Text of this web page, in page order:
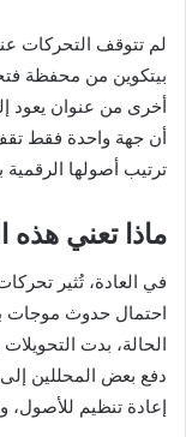
أن جهة واحدة فقط
ترتيب أصولها
ماذا تعني هذه
في العادة، تُثير
احتمال حدوث موجات
الحالة، بدت
دفع بعض المحللين
إعادة تنظيم